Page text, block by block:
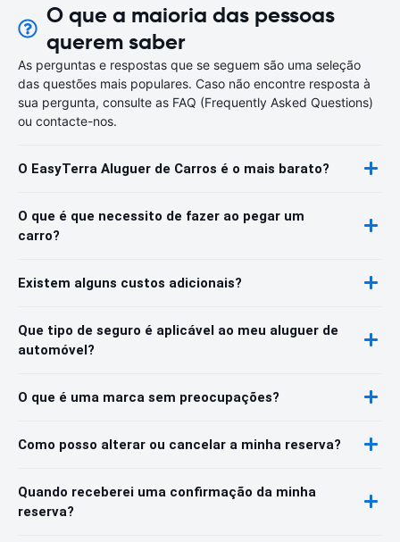
O que a maioria das pessoas
querem saber
As perguntas e respostas que se seguem são uma seleção
das questões mais populares. Caso não encontre resposta à
sua pergunta, consulte as FAQ (Frequently Asked Questions)
ou contacte-nos.
O EasyTerra Aluguer de Carros é o mais barato?
O que é que necessito de fazer ao pegar um
carro?
Existem alguns custos adicionais?
Que tipo de seguro é aplicável ao meu aluguer de
automóvel?
O que é uma marca sem preocupações?
Como posso alterar ou cancelar a minha reserva?
Quando receberei uma confirmação da minha
reserva?